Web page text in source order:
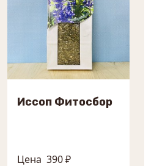
Иссоп Фитосбор
Цена 390 ₽